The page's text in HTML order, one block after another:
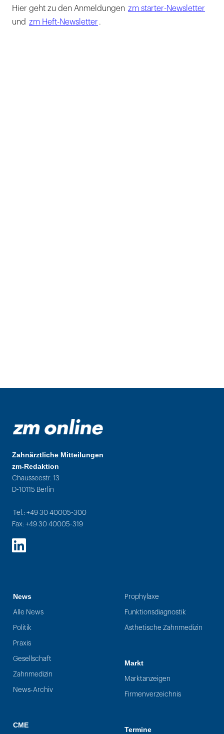
Hier geht zu den Anmeldungen zm starter-Newsletter
und zm Heft-Newsletter .
Zahnärztliche Mitteilungen
zm-Redaktion
Chausseestr. 13
D-10115 Berlin
Tel.: +49 30 40005-300
Fax: +49 30 40005-319
LinkedIn
News
Alle News
Politik
Praxis
Gesellschaft
Zahnmedizin
News-Archiv
CME
Prophylaxe
Funktionsdiagnostik
Ästhetische Zahnmedizin
Markt
Marktanzeigen
Firmenverzeichnis
Termine